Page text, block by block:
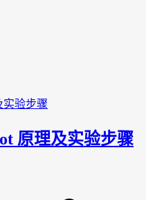
原理及实验步骤